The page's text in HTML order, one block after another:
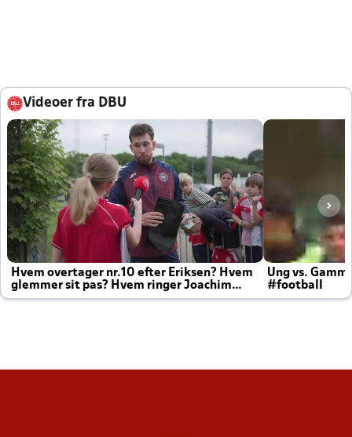
Videoer fra DBU
Hvem overtager nr.10 efter Eriksen? Hvem
glemmer sit pas? Hvem ringer Joachim
altid til efter kampe?
Ung vs.
#football